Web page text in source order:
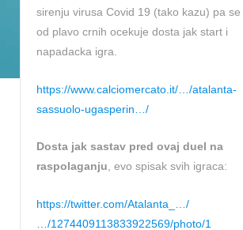
sirenju virusa Covid 19 (tako kazu) pa se
od plavo crnih ocekuje dosta jak start i
napadacka igra.
https://www.calciomercato.it/…/atalanta-
sassuolo-ugasperin…/
Dosta jak sastav pred ovaj duel na
raspolaganju, evo spisak svih igraca:
https://twitter.com/Atalanta_…/
…/1274409113833922569/photo/1